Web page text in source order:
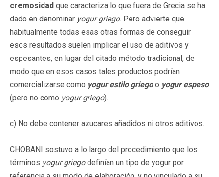
cremosidad que caracteriza lo que fuera de Grecia se ha
dado en denominar yogur griego. Pero advierte que
habitualmente todas esas otras formas de conseguir
esos resultados suelen implicar el uso de aditivos y
espesantes, en lugar del citado método tradicional, de
modo que en esos casos tales productos podrían
comercializarse como yogur estilo griegoo yogur espeso
(pero no como yogur griego).
c) No debe contener azucares añadidos ni otros aditivos.
CHOBANI sostuvo a lo largo del procedimiento que los
términos yogur griegodefinían un tipo de yogur por